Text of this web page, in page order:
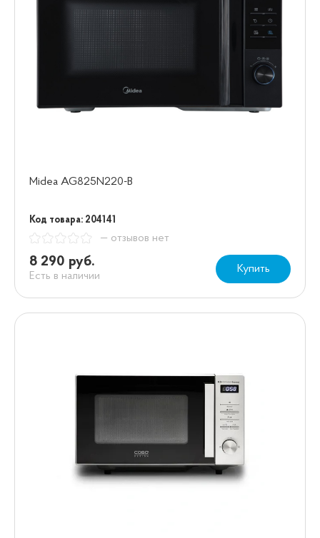
Midea AG825N220-B
Код товара: 204141
— отзывов нет
8 290 руб.
Есть в наличии
Купить